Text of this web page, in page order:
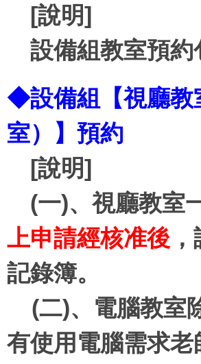
[說明]
設備組教室預
◆設備組【視廳
室）】預約
[說明]
(一)、視廳教室
上申請經核准後
記錄簿。
(二)、電腦教室
有使用電腦需求